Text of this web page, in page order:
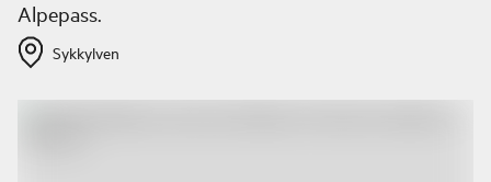
Alpepass.
Sykkylven